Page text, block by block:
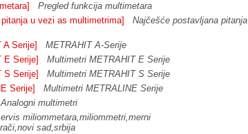
Pregled funkcija multimetara
u vezi as multimetrima]
Najčešće postavljana pitanja
Serije]
METRAHIT A-Serije
Serije]
Multimetri METRAHIT E Serije
Serije]
Multimetri METRAHIT S Serije
Serije]
Multimetri METRALINE Serije
Analogni multimetri
miliommetara,miliommetri,merni
sad,srbija